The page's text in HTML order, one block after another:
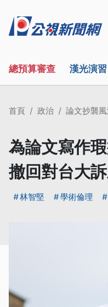
總預算審查 漢光演習
首頁 政治 論文抄襲風
為論文寫作
撤回對台大
林智堅 學術倫理